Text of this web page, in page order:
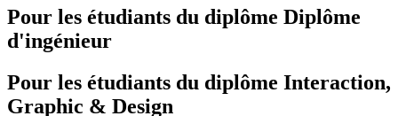
Pour les étudiants du diplôme Diplôme
d'ingénieur
Pour les étudiants du diplôme Interaction,
Graphic & Design